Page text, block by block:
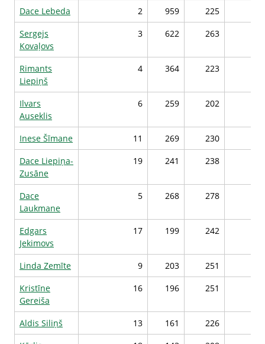
Dace Lebeda 2 959 225
Sergejs
Kovaļovs
3 622 263
Rimants
Liepiņš
4 364 223
Ilvars
Auseklis
6 259 202
Inese Šīmane 11 269 230
Dace Liepiņa-
Zusāne
19 241 238
Dace
Laukmane
5 268 278
Edgars
Jekimovs
17 199 242
Linda Zemīte 9 203 251
Kristīne
Gereiša
16 196 251
Aldis Siliņš 13 161 226